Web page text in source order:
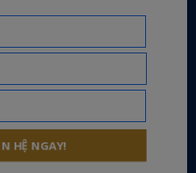
HỆ NGAY!